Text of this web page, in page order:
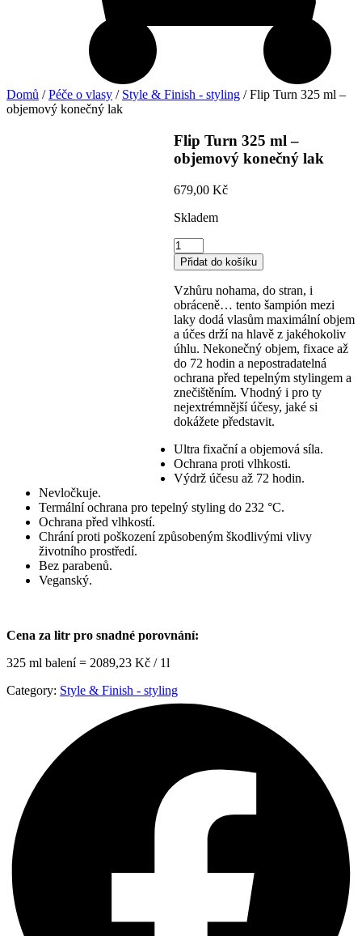
Domů /Péče o vlasy / Style & Finish - styling / Flip Turn 325 ml –
objemový konečný lak
Flip Turn 325 ml –
objemový konečný lak
679,00Kč
Skladem
Flip
Turn
325
ml
–
objemový
konečný
lak
množství
Přidat do košíku
Vzhůru nohama, do stran, i
obráceně… tento šampión mezi
laky dodá vlasům maximální objem
a účes drží na hlavě z jakéhokoliv
úhlu. Nekonečný objem, fixace až
do 72 hodin a nepostradatelná
ochrana před tepelným stylingem a
znečištěním. Vhodný i pro ty
nejextrémnější účesy, jaké si
dokážete představit.
Ultra fixační a objemová síla.
Ochrana proti vlhkosti.
Výdrž účesu až 72 hodin.
Nevločkuje.
Termální ochrana pro tepelný styling do 232 °C.
Ochrana před vlhkostí.
Chrání proti poškození způsobeným škodlivými vlivy
životního prostředí.
Bez parabenů.
Veganský.
Cena za litr pro snadné porovnání:
325 ml balení = 2089,23 Kč / 1l
Category: Style & Finish - styling